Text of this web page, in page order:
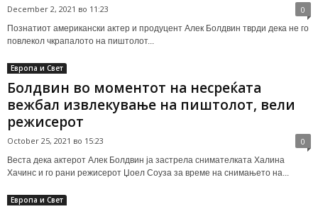
December 2, 2021 во 11:23 0
Познатиот американски актер и продуцент Алек Болдвин тврди дека не го
повлекол чкрапалото на пиштолот...
Европа и Свет
Болдвин во моментот на несреќата
вежбал извлекување на пиштолот, вели
режисерот
October 25, 2021 во 15:23 0
Веста дека актерот Алек Болдвин ја застрела снимателката Халина
Хачинс и го рани режисерот Џоел Соуза за време на снимањето на...
Европа и Свет